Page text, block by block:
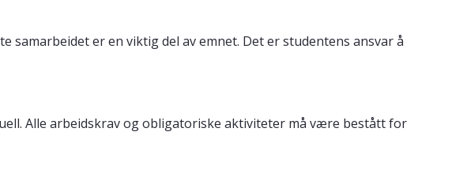
er en viktig del av emnet. Det er studentens ansvar å
Alle arbeidskrav og obligatoriske aktiviteter må være bestått for